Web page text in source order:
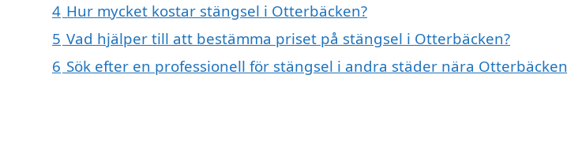
4 Hur mycket kostar stängsel i Otterbäcken?
5 Vad hjälper till att bestämma priset på stängsel i Otterbäcken?
6 Sök efter en professionell för stängsel i andra städer nära Otterbäcken